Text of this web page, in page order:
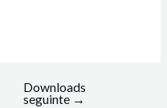
Downloads
seguinte →